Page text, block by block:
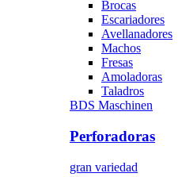
Brocas
Escariadores
Avellanadores
Machos
Fresas
Amoladoras
Taladros
BDS Maschinen
Perforadoras
gran variedad